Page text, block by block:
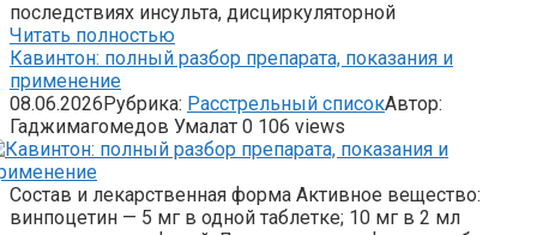
последствиях инсульта, дисциркуляторной
Читать полностью
Кавинтон: полный разбор препарата, показания и
применение
08.06.2026Рубрика: Расстрельный списокАвтор:
Гаджимагомедов Умалат 0 106 views
Состав и лекарственная форма Активное вещество:
винпоцетин — 5 мг в одной таблетке; 10 мг в 2 мл